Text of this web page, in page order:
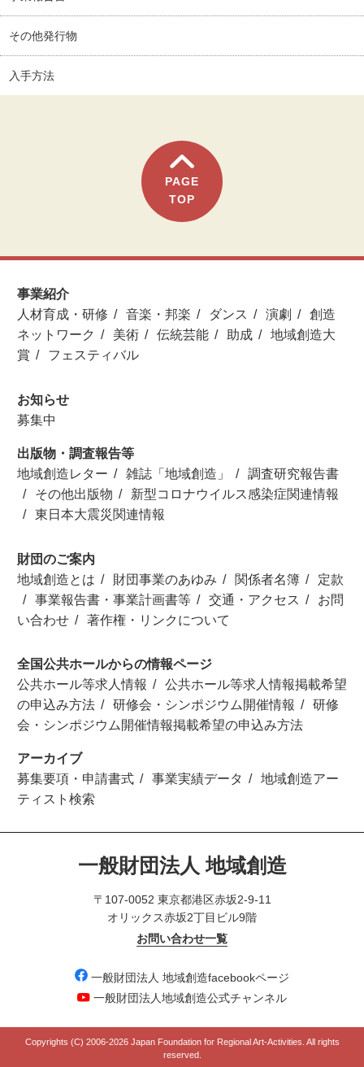
その他発行物
入手方法
PAGE
TOP
事業紹介
人材育成・研修
音楽・邦楽 ダンス 演劇
創造
ネットワーク
美術 伝統芸能 助成
地域創造大
賞
フェスティバル
お知らせ
募集中
出版物・調査報告等
地域創造レター
雑誌「地域創造」
調査研究報告書
その他出版物
新型コロナウイルス感染症関連情報
東日本大震災関連情報
財団のご案内
地域創造とは
財団事業のあゆみ 関係者名簿
定款
事業報告書・事業計画書等
交通・アクセス
お問
い合わせ
著作権・リンクについて
全国公共ホールからの情報ページ
公共ホール等求人情報
公共ホール等求人情報掲載希望
の申込み方法
研修会・シンポジウム開催情報
研修
会・シンポジウム開催情報掲載希望の申込み方法
アーカイブ
募集要項・申請書式
事業実績データ
地域創造アー
ティスト検索
一般財団法人 地域創造
〒107-0052 東京都港区赤坂2-9-11
オリックス赤坂2丁目ビル9階
お問い合わせ一覧
一般財団法人 地域創造facebookページ
一般財団法人地域創造公式チャンネル
Copyrights (C) 2006-2026 Japan Foundation for Regional Art-Activities. All rights
reserved.